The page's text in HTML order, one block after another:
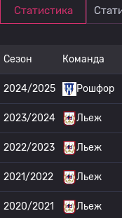
Статистика
Сезон Команда
2024/2025 Рошфор
2023/2024 Льеж
2022/2023 Льеж
2021/2022 Льеж
2020/2021 Льеж